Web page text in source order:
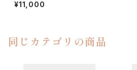
¥11,000
同じカテゴリの商品